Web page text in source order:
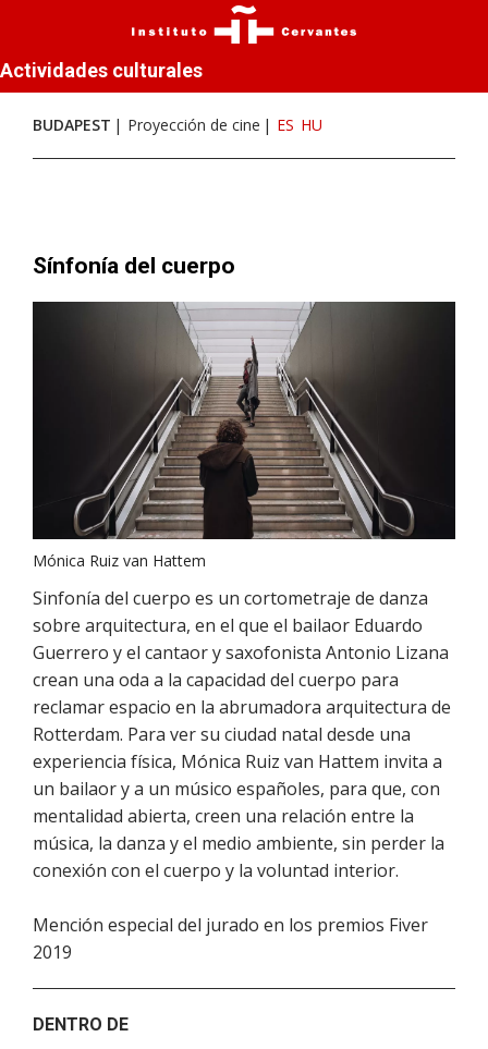
Actividades culturales
BUDAPEST Proyección de cine ES HU
Sínfonía del cuerpo
Mónica Ruiz van Hattem
Sinfonía del cuerpo es un cortometraje de danza
sobre arquitectura, en el que el bailaor Eduardo
Guerrero y el cantaor y saxofonista Antonio Lizana
crean una oda a la capacidad del cuerpo para
reclamar espacio en la abrumadora arquitectura de
Rotterdam. Para ver su ciudad natal desde una
experiencia física, Mónica Ruiz van Hattem invita a
un bailaor y a un músico españoles, para que, con
mentalidad abierta, creen una relación entre la
música, la danza y el medio ambiente, sin perder la
conexión con el cuerpo y la voluntad interior.
Mención especial del jurado en los premios Fiver
2019
DENTRO DE